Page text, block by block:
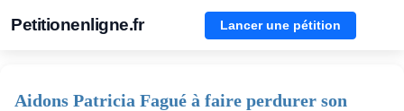
Petitionenligne.fr Lancer une pétition
Aidons Patricia Fagué à faire perdurer son